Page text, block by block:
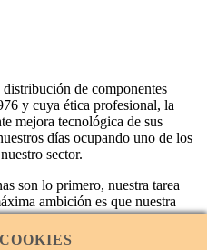
distribución de componentes
y cuya ética profesional, la
mejora tecnológica de sus
días ocupando uno de los
sector.
son lo primero, nuestra tarea
ambición es que nuestra